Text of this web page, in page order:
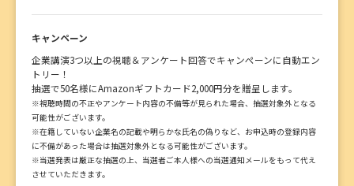
キャンペーン
企業講演3つ以上の視聴＆アンケート回答でキャンペーンに自動エン
トリー！
抽選で50名様にAmazonギフトカード2,000円分を贈呈します。
※視聴時間の不正やアンケート内容の不備等が見られた場合、抽選対象外となる
可能性がございます。
※在籍していない企業名の記載や明らかな氏名の偽りなど、お申込時の登録内容
に不備があった場合は抽選対象外となる可能性がございます。
※当選発表は厳正な抽選の上、当選者ご本人様への当選通知メールをもって代え
させていただきます。